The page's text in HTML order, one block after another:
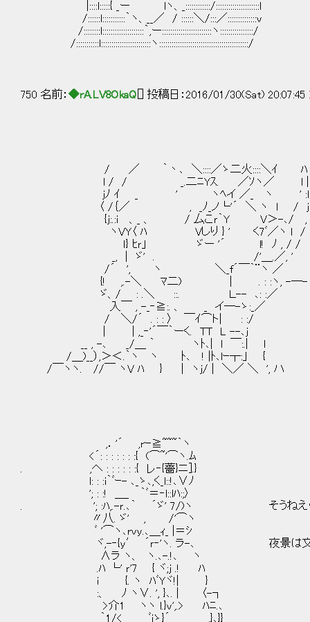
|::::l:::::{ _ー lヽ、_::::::::::::/:::::::::::::::::::::l
/::::::l:::::::::::｀ヽ、__／ / ::::::＼/:::／::::::::::::::v
/::::::::l::::::::::::::::::::｀,ー::::::::::::::::::::::::ヽ::::::::::::::::/
/:::::::::::l::::::::::::::::::::::::ヽ:::::::::::::::::::::::::::::::::::::::::::/
750 名前： ◆rA.LV8OkaQ [] 投稿日：2016/01/30(Sat) 20:07:45
/ ／ ｀丶､ ＼::::／ゝ二火::::＼ｲ ﾊ
l / / _.二ﾆYｽ. ／ｿヽ／ l |
jﾉ ｲ _ ' ヽﾍイ ／_ ヽ ' :l
〈 /｛／ , _ﾉ_ノ└'´ ＼ ヽ l / j
{j:.:i 、_ 、 / 厶こｒ｀Y V＞-､/ ,
ヽVY〈 ﾊ Vしり } ' く7ﾞ／ヽ l / ん
ｌ} ﾋｒ」 ゞー '´ l! ﾉ , / /
_, | ゞ' . /'＿.／, '
/´ ', ヽ ＼_f´￣｀¨ヽ ／ 改めて
{! ,.-＼ ﾏ二) | . : :ヽ, -―-
ゞ、/ : .＼ ::. Ｌ-- ､: :／
入￣ , -_‐≧:. 、 _ イ―-ゝ
/ ＼/´ . : : 〉 ￣ｲ⌒ト| : :/ γ´
| | ,_‐'´￣｀ーく. TT L --､j |
__ , -､ _/＿ ｀ ヽﾄ､| l ￣:.| l ゝ
/＿)__）,＞＜.｀ヽ ヽ ﾄ､ ! |ﾄ､lｰ┬:｣ {
/￣ヽヽ. //￣ ヽV ﾊ } | ヽj/ | ＼／ ＼ ', ハ
,．'´ ,rｰ≧~~~｀ヽ
<´: : : : : : :{ (⌒~'⌒ヽ.ﾑ
. ,へ : : : : : :{ レ‐{薔}ニ].}
l: : :i｀ﾞｰ- ､_ゝ､,く_l::!､∨ﾉ
'; : :! ＿_ ｀ﾞ＝‐l::lﾊ:;〉
. '; :ﾊ,.-ｒ.､｀ ´ゞ' 7/)ヽ そうねえ・・・港
〃八. ゞ' , /'⌒ヽ
ﾞ '⌒ヽ､rvy.､＿ｨ_ |＝ｼ
ヾ,-‐{y′ ´ｒ‐'ヽ. ラ-､ 夜景は文句な
∧ラ ヽ、 ヽ.､-.!､ ヽ
.ﾊ └' ｒ'7 { ヾ;j .! ﾊ
i {. ヽ ﾊﾞYヾ!| }
:、 ﾉ ヽ∨. ', }､. | 〈-┐
>介1 ヽヽ l.}v',.> ﾊﾆ.､
｀1/< ﾞiゝ}´ ,}､}}